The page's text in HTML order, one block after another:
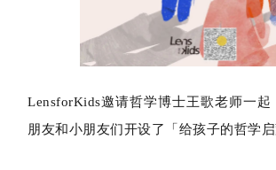
LensforKids邀请哲学博士王歌老师一起
朋友和小朋友们开设了「给孩子的哲学启